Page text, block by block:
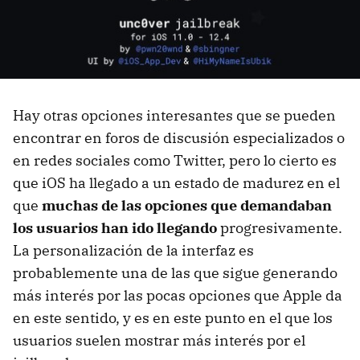
Hay otras opciones interesantes que se pueden
encontrar en foros de discusión especializados o
en redes sociales como Twitter, pero lo cierto es
que iOS ha llegado a un estado de madurez en el
que muchas de las opciones que demandaban
los usuarios han ido llegandoprogresivamente.
La personalización de la interfaz es
probablemente una de las que sigue generando
más interés por las pocas opciones que Apple da
en este sentido, y es en este punto en el que los
usuarios suelen mostrar más interés por el